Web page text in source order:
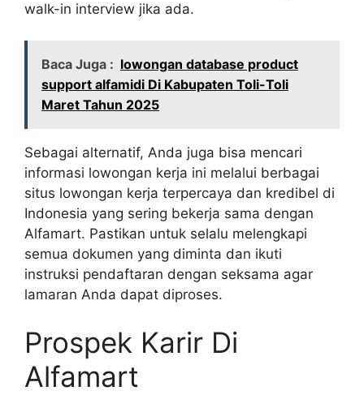
walk-in interview jika ada.
Baca Juga : lowongan database product
support alfamidi Di Kabupaten Toli-Toli
Maret Tahun 2025
Sebagai alternatif, Anda juga bisa mencari
informasi lowongan kerja ini melalui berbagai
situs lowongan kerja terpercaya dan kredibel di
Indonesia yang sering bekerja sama dengan
Alfamart. Pastikan untuk selalu melengkapi
semua dokumen yang diminta dan ikuti
instruksi pendaftaran dengan seksama agar
lamaran Anda dapat diproses.
Prospek Karir Di
Alfamart